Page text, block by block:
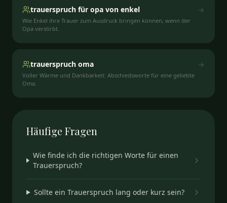
trauerspruch für opa von enkel
Wie Enkel ihre Trauer zum Ausdruck bringen können, wenn der
Opa verstirbt.
trauerspruch oma
Voller Wärme und Dankbarkeit: Abschiedsworte für eine geliebte
Oma.
Häufige Fragen
Wie finde ich die richtigen Worte für einen
Trauerspruch?
Sollte ein Trauerspruch lang oder kurz sein?